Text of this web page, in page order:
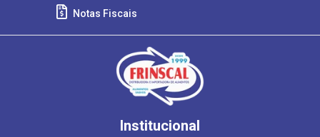
Notas Fiscais
Institucional